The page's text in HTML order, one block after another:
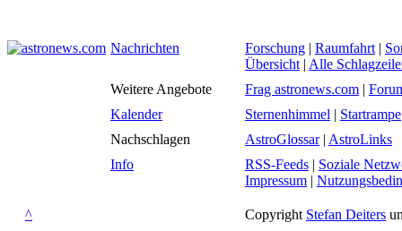
Nachrichten Forschung | Raumfahrt |
Übersicht | Alle
Weitere Angebote
Frag astronews.com |
Kalender
Sternenhimmel | Startrampe
Nachschlagen
AstroGlossar| AstroLinks
Info
RSS-Feeds | Soziale
Impressum |
^ Copyright Stefan Deiters